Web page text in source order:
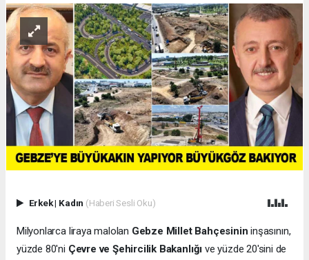
Erkek| Kadın (Haberi Sesli Oku)
Milyonlarca liraya malolan Gebze Millet Bahçesinin inşasının,
yüzde 80'ni Çevre ve Şehircilik Bakanlığı ve yüzde 20'sini de